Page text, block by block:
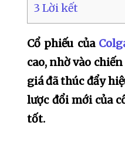
3 Lời kết
Cổ phiếu của
cao, nhờ vào
giá đã thúc đẩy
lược đổi mới của
tốt.